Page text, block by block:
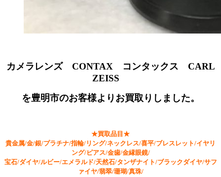
カメラレンズ CONTAX コンタックス CARL
ZEISS
を豊明市のお客様よりお買取りしました。
★買取品目★
貴金属/金/銀/プラチナ/指輪/リング/ネックレス/喜平/ブレスレット/イヤリ
ング/ピアス/金歯/金縁眼鏡/
宝石/ダイヤ/ルビー/エメラルド/天然石/タンザナイト/ブラックダイヤ/サフ
ァイヤ/翡翠/珊瑚/真珠/